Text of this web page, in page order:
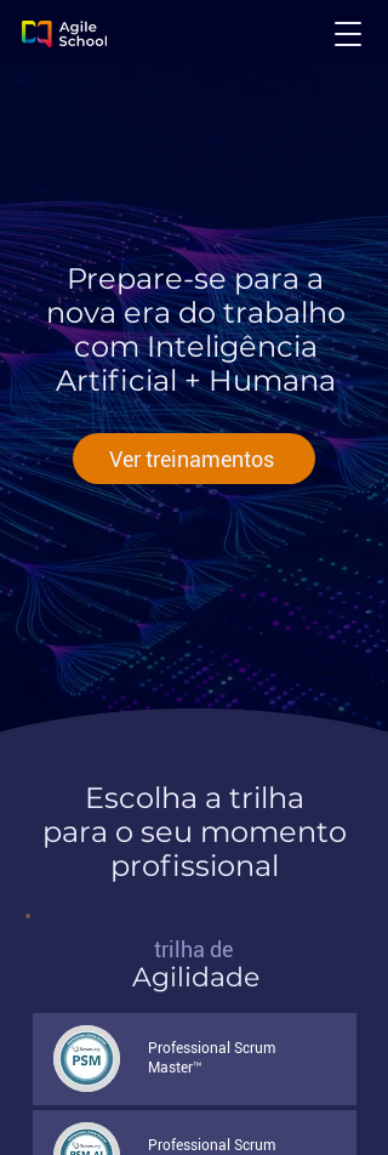
Prepare-se para a
nova era do trabalho
com Inteligência
Artificial + Humana
Ver treinamentos
Escolha a trilha
para o seu momento
profissional
trilha de
Agilidade
Professional Scrum
Master™
Professional Scrum